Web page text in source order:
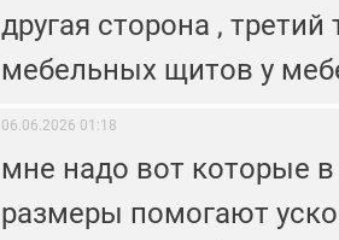
другая сторона ,
мебельных щитов у
06.06.2026 01:18
мне надо вот которые
размеры помогают